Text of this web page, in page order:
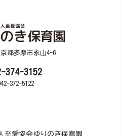
都多摩市永⼭4-6
3152
372-5122
⾄愛協会ゆりのき保育園